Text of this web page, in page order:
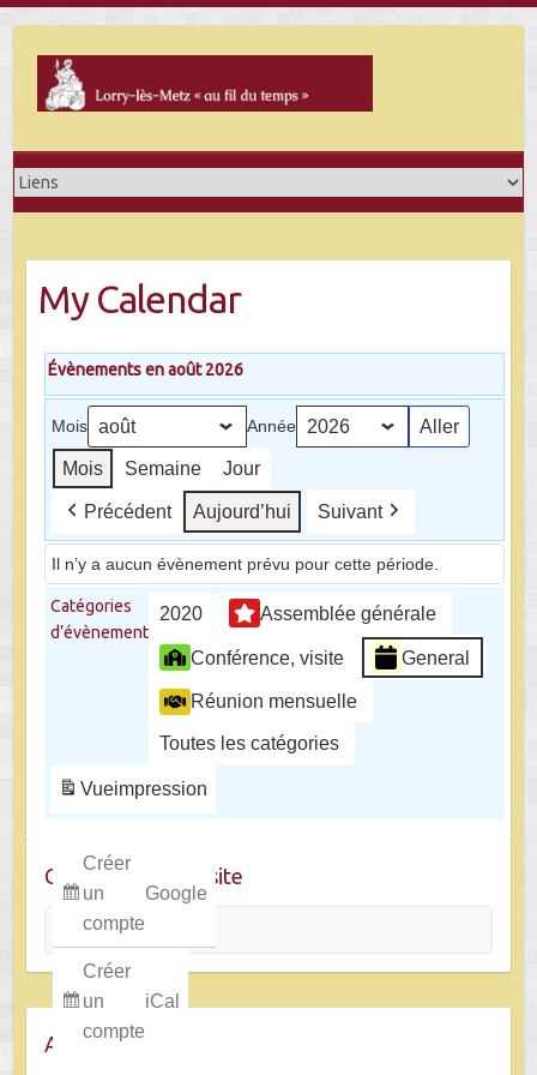
content
My Calendar
Évènements en août 2026
Mois Année
Mois Semaine Jour
Précédent Aujourd’hui Suivant
Il n’y a aucun évènement prévu pour cette période.
Catégories
d’évènement
2020 Assemblée générale
Conférence, visite General
Réunion mensuelle
Toutes les catégories
Créer
un
compte
Google
Créer
un
compte
iCal
Vueimpression
Chercher dans le site
Rechercher
Archives